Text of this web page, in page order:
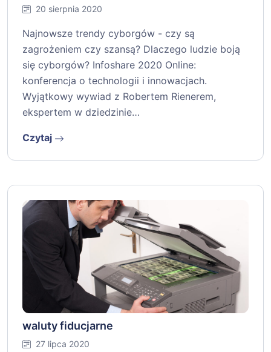
20 sierpnia 2020
Najnowsze trendy cyborgów - czy są
zagrożeniem czy szansą? Dlaczego ludzie boją
się cyborgów? Infoshare 2020 Online:
konferencja o technologii i innowacjach.
Wyjątkowy wywiad z Robertem Rienerem,
ekspertem w dziedzinie…
Czytaj
waluty fiducjarne
27 lipca 2020